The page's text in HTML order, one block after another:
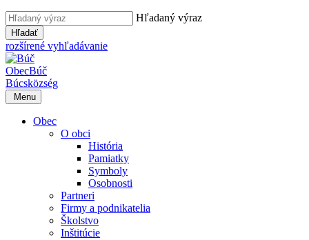
Hľadaný výraz
Hľadať
rozšírené vyhľadávanie
ObecBúč
Búcsközség
Menu
Obec
O obci
História
Pamiatky
Symboly
Osobnosti
Partneri
Firmy a podnikatelia
Školstvo
Inštitúcie